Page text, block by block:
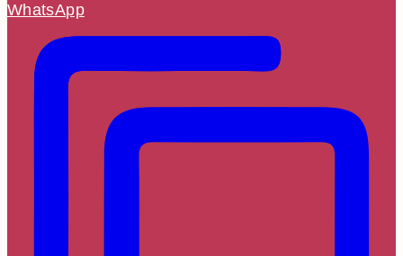
WhatsApp